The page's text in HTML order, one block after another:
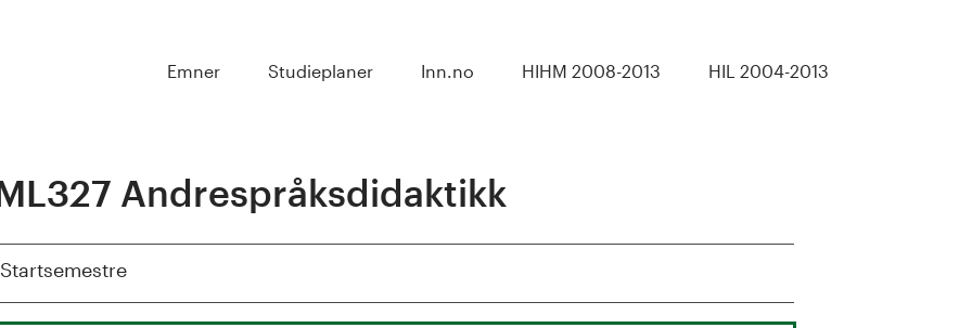
Emner Studieplaner Inn.no HIHM 2008-2013 HIL 2004-2013
Andrespråksdidaktikk
Vis
Startsemestre